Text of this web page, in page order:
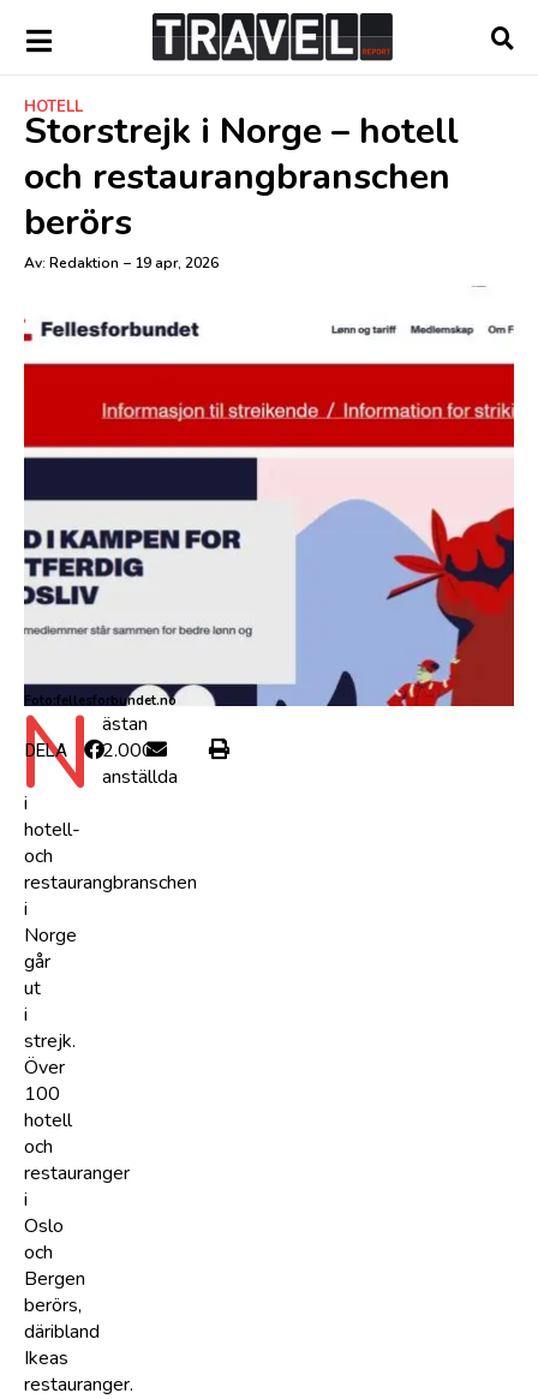
HOTELL
Storstrejk i Norge – hotell
och restaurangbranschen
berörs
Av: Redaktion – 19 apr, 2026
Foto:fellesforbundet.no
N ästan
2.000
anställda
i
hotell-
och
restaurangbranschen
i
Norge
går
ut
i
strejk.
Över
100
hotell
och
restauranger
i
Oslo
och
Bergen
berörs,
däribland
Ikeas
restauranger.
DELA